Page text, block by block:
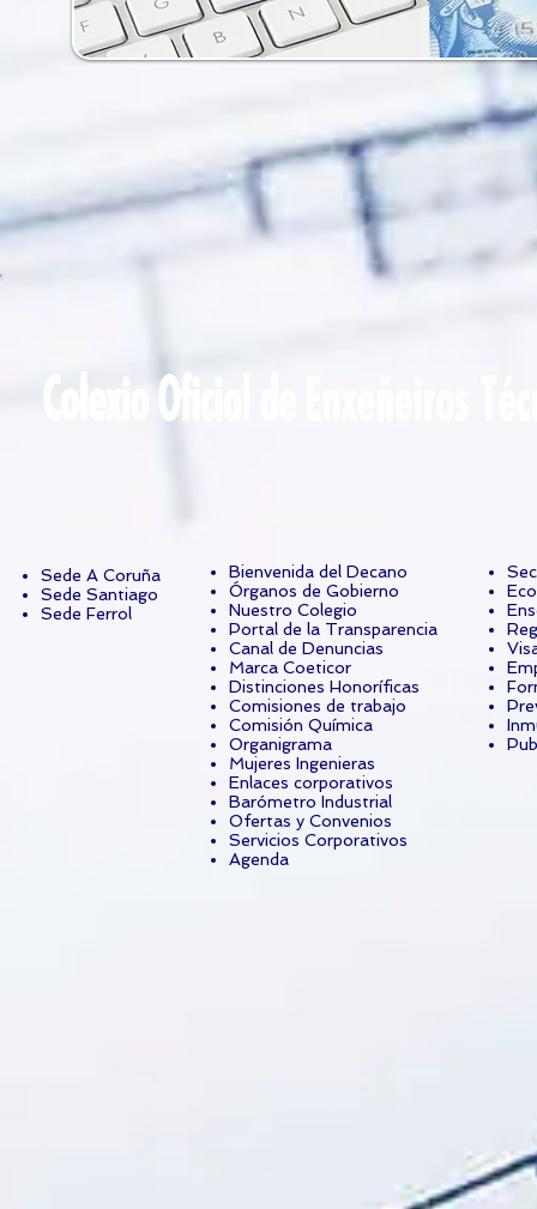
Sede A Coruña
Sede Santiago
Sede Ferrol
Bienvenida del Decano
Órganos de Gobierno
Nuestro Colegio
Portal de la Transparencia
Canal de Denuncias
Marca Coeticor
Distinciones Honoríficas
Comisiones de trabajo
Comisión Química
Organigrama
Mujeres Ingenieras
Enlaces corporativos
Barómetro Industrial
Ofertas y Convenios
Servicios Corporativos
Agenda